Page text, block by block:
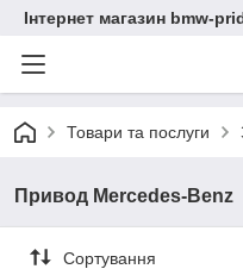
Інтернет магазин bmw-
Товари та послуги
Привод Mercedes-Benz
Сортування